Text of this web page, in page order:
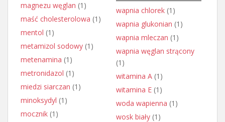
magnezu węglan (1)
maść cholesterolowa (1)
mentol (1)
metamizol sodowy (1)
metenamina (1)
metronidazol (1)
miedzi siarczan (1)
minoksydyl (1)
mocznik (1)
wapnia chlorek (1)
wapnia glukonian (1)
wapnia mleczan (1)
wapnia węglan strącony
(1)
witamina A (1)
witamina E (1)
woda wapienna (1)
wosk biały (1)